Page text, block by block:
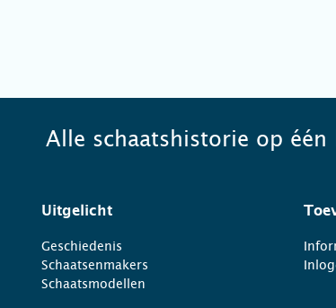
Alle schaatshistorie op één
Uitgelicht
Geschiedenis
Schaatsenmakers
Schaatsmodellen